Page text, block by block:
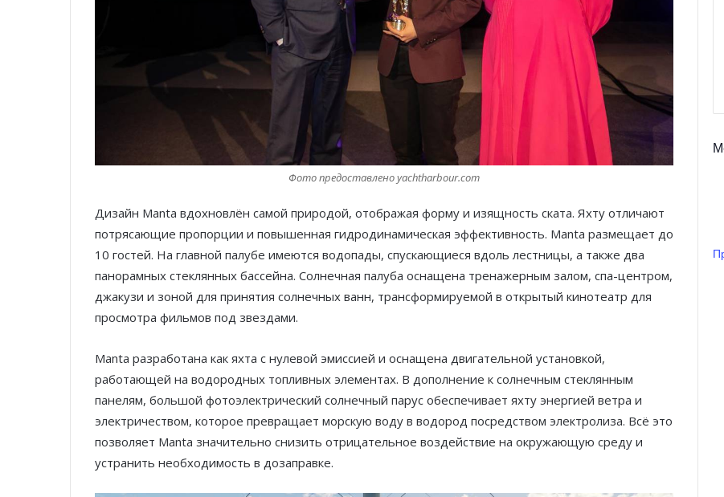
Фото предоставлено yachtharbour.com
Дизайн Manta вдохновлён самой природой, отображая форму и изящность ската. Яхту отличают
потрясающие пропорции и повышенная гидродинамическая эффективность. Manta размещает до
10 гостей. На главной палубе имеются водопады, спускающиеся вдоль лестницы, а также два
панорамных стеклянных бассейна. Солнечная палуба оснащена тренажерным залом, спа-центром,
джакузи и зоной для принятия солнечных ванн, трансформируемой в открытый кинотеатр для
просмотра фильмов под звездами.
Manta разработана как яхта с нулевой эмиссией и оснащена двигательной установкой,
работающей на водородных топливных элементах. В дополнение к солнечным стеклянным
панелям, большой фотоэлектрический солнечный парус обеспечивает яхту энергией ветра и
электричеством, которое превращает морскую воду в водород посредством электролиза. Всё это
позволяет Manta значительно снизить отрицательное воздействие на окружающую среду и
устранить необходимость в дозаправке.